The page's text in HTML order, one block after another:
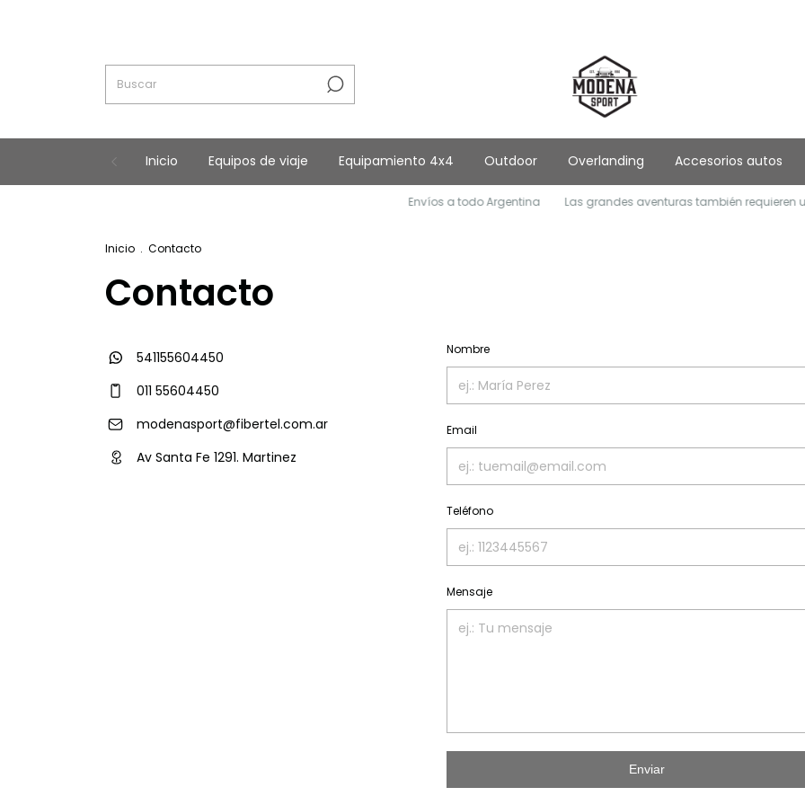
Inicio Equipos de viaje Equipamiento 4x4 Outdoor Overlanding Accesorios autos
Envíos a todo Argentina Las grandes aventuras también requieren
Inicio . Contacto
Contacto
541155604450
011 55604450
modenasport@fibertel.com.ar
Av Santa Fe 1291. Martinez
Nombre
Email
Teléfono
Mensaje
Enviar